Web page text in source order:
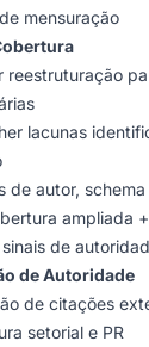
mensuração
reestruturação
lacunas
de autor,
ampliada
de
de Autoridade
de citações
setorial e PR